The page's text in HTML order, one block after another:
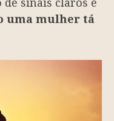
de sinais claros e
uma mulher tá